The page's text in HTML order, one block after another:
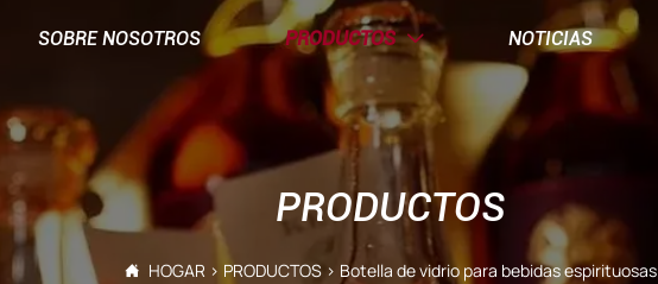
SOBRE NOSOTROS PRODUCTOS  NOTICIAS
PRODUCTOS
 HOGAR > PRODUCTOS> Botella de vidrio para bebidas espirituosas